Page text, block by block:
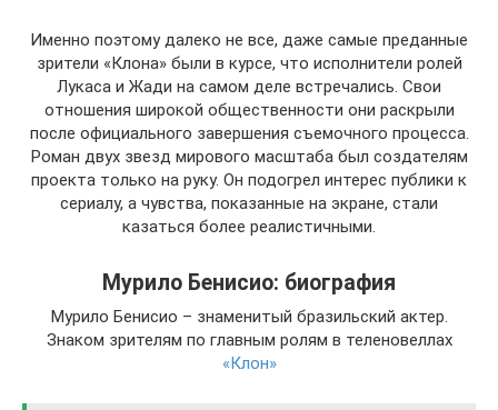
Именно поэтому далеко не все, даже самые преданные
зрители «Клона» были в курсе, что исполнители ролей
Лукаса и Жади на самом деле встречались. Свои
отношения широкой общественности они раскрыли
после официального завершения съемочного процесса.
Роман двух звезд мирового масштаба был создателям
проекта только на руку. Он подогрел интерес публики к
сериалу, а чувства, показанные на экране, стали
казаться более реалистичными.
Мурило Бенисио: биография
Мурило Бенисио – знаменитый бразильский актер.
Знаком зрителям по главным ролям в теленовеллах
«Клон»